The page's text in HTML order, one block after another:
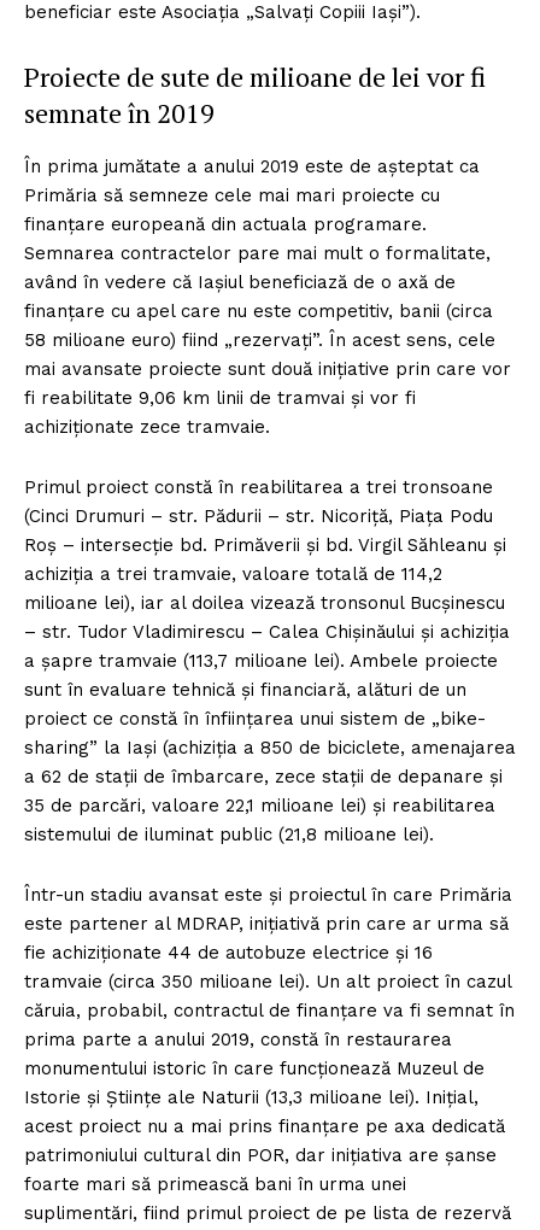
beneficiar este Asociația „Salvați Copiii Iași”).
Proiecte de sute de milioane de lei vor fi
semnate în 2019
În prima jumătate a anului 2019 este de așteptat ca
Primăria să semneze cele mai mari proiecte cu
finanțare europeană din actuala programare.
Semnarea contractelor pare mai mult o formalitate,
având în vedere că Iașiul beneficiază de o axă de
finanțare cu apel care nu este competitiv, banii (circa
58 milioane euro) fiind „rezervați”. În acest sens, cele
mai avansate proiecte sunt două inițiative prin care vor
fi reabilitate 9,06 km linii de tramvai și vor fi
achiziționate zece tramvaie.
Primul proiect constă în reabilitarea a trei tronsoane
(Cinci Drumuri – str. Pădurii – str. Nicoriță, Piața Podu
Roș – intersecție bd. Primăverii și bd. Virgil Săhleanu și
achiziția a trei tramvaie, valoare totală de 114,2
milioane lei), iar al doilea vizează tronsonul Bucșinescu
– str. Tudor Vladimirescu – Calea Chișinăului și achiziția
a șapre tramvaie (113,7 milioane lei). Ambele proiecte
sunt în evaluare tehnică și financiară, alături de un
proiect ce constă în înființarea unui sistem de „bike-
sharing” la Iași (achiziția a 850 de biciclete, amenajarea
a 62 de stații de îmbarcare, zece stații de depanare și
35 de parcări, valoare 22,1 milioane lei) și reabilitarea
sistemului de iluminat public (21,8 milioane lei).
Într-un stadiu avansat este și proiectul în care Primăria
este partener al MDRAP, inițiativă prin care ar urma să
fie achiziționate 44 de autobuze electrice și 16
tramvaie (circa 350 milioane lei). Un alt proiect în cazul
căruia, probabil, contractul de finanțare va fi semnat în
prima parte a anului 2019, constă în restaurarea
monumentului istoric în care funcționează Muzeul de
Istorie și Științe ale Naturii (13,3 milioane lei). Inițial,
acest proiect nu a mai prins finanțare pe axa dedicată
patrimoniului cultural din POR, dar inițiativa are șanse
foarte mari să primească bani în urma unei
suplimentări, fiind primul proiect de pe lista de rezervă